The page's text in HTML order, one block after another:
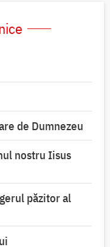
de Dumnezeu
nostru Iisus
păzitor al